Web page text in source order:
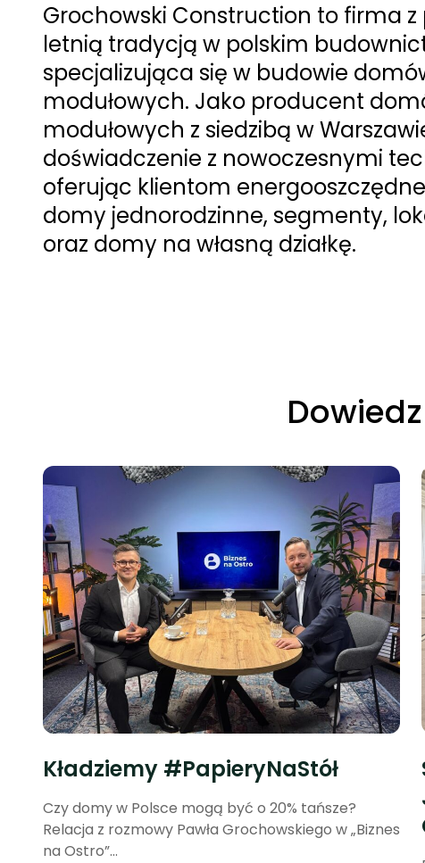
Grochowski Construction to firma
letnią tradycją w polskim
specjalizująca się w budowie
modułowych. Jako producent
modułowych z siedzibą w
doświadczenie z nowoczesnymi
oferując klientom
domy jednorodzinne, segmenty,
oraz domy na własną działkę.
Kładziemy #PapieryNaStół
Czy domy w Polsce mogą być o 20% tańsze?
Relacja z rozmowy Pawła Grochowskiego w „Biznes
na Ostro”...